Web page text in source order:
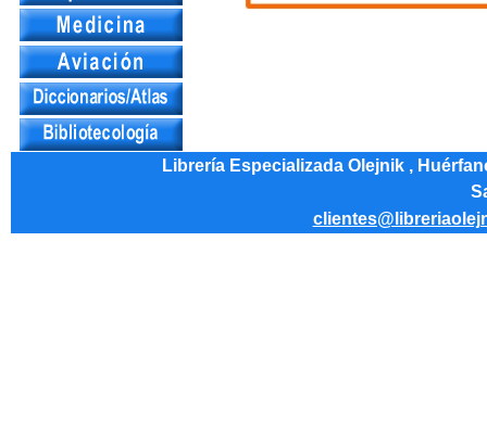
Librería Especializada Olejnik ,